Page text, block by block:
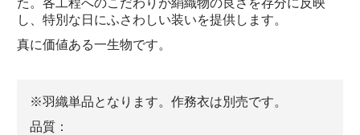
し、特別な日にふさわしい装いを提供します。
真に価値ある一生物です。
※羽織単品となります。作務衣は別売です。
品質：